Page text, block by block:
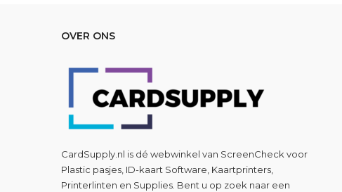
OVER ONS
CardSupply.nl is dé webwinkel van ScreenCheck voor
Plastic pasjes, ID-kaart Software, Kaartprinters,
Printerlinten en Supplies. Bent u op zoek naar een